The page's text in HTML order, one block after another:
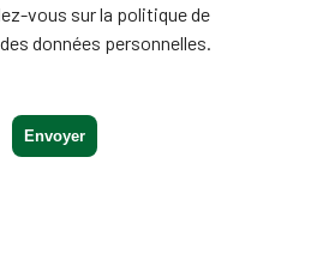
vous sur la politique de
données personnelles.